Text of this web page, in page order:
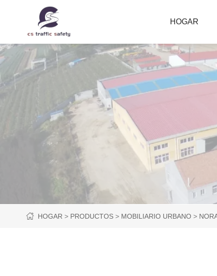
HOGAR
HOGAR PRODUCTOS MOBILIARIO URBANO